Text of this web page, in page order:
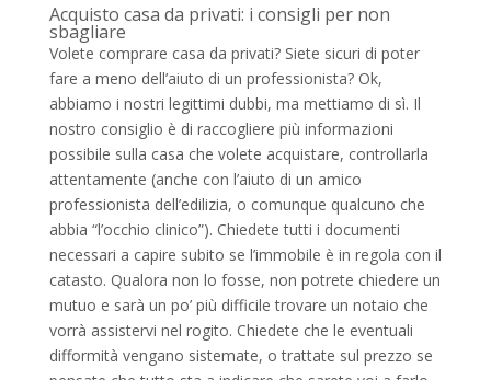
Acquisto casa da privati: i consigli per non
sbagliare
Volete comprare casa da privati? Siete sicuri di poter
fare a meno dell’aiuto di un professionista? Ok,
abbiamo i nostri legittimi dubbi, ma mettiamo di sì. Il
nostro consiglio è di raccogliere più informazioni
possibile sulla casa che volete acquistare, controllarla
attentamente (anche con l’aiuto di un amico
professionista dell’edilizia, o comunque qualcuno che
abbia “l’occhio clinico”). Chiedete tutti i documenti
necessari a capire subito se l’immobile è in regola con il
catasto. Qualora non lo fosse, non potrete chiedere un
mutuo e sarà un po’ più difficile trovare un notaio che
vorrà assistervi nel rogito. Chiedete che le eventuali
difformità vengano sistemate, o trattate sul prezzo se